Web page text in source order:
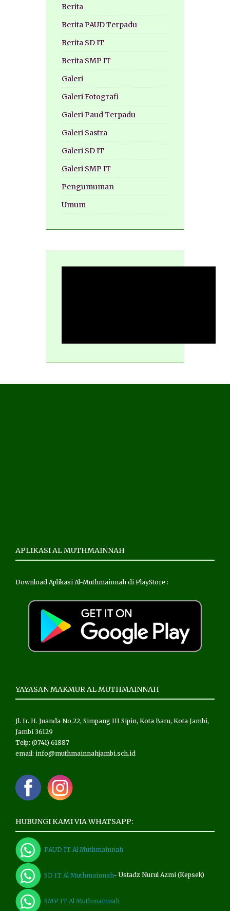
Berita
Berita PAUD Terpadu
Berita SD IT
Berita SMP IT
Galeri
Galeri Fotografi
Galeri Paud Terpadu
Galeri Sastra
Galeri SD IT
Galeri SMP IT
Pengumuman
Umum
APLIKASI AL MUTHMAINNAH
Download Aplikasi Al-Muthmainnah di PlayStore :
YAYASAN MAKMUR AL MUTHMAINNAH
Jl. Ir. H. Juanda No.22, Simpang III Sipin, Kota Baru, Kota Jambi,
Jambi 36129
Telp: (0741) 61887
email: info@muthmainnahjambi.sch.id
HUBUNGI KAMI VIA WHATSAPP:
PAUD IT Al Muthmainnah
SD IT Al Muthmainnah- Ustadz Nurul Azmi (Kepsek)
SMP IT Al Muthmainnah